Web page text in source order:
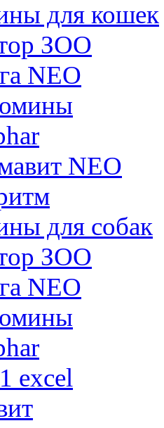
для кошек
ЗОО
NEO
NEO
для собак
ЗОО
NEO
excel